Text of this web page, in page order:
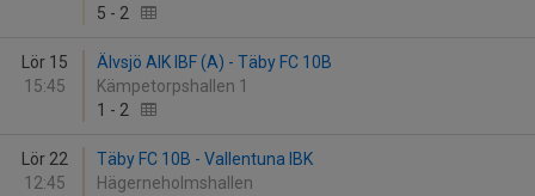
5 - 2
Lör 15
15:45
Älvsjö AIK IBF (A) - Täby FC 10B
Kämpetorpshallen 1
1 - 2
Lör 22
12:45
Täby FC 10B - Vallentuna IBK
Hägerneholmshallen